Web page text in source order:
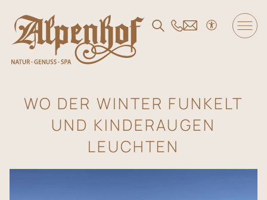
Der Alpenhof
Wohnen und Angebote
Genuss
WO DER WINTER FUNKELT
UND KINDERAUGEN
LEUCHTEN